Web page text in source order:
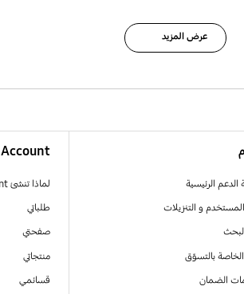
عرض المزيد
الرئيسية
و التنزيلات
الضمان
Account
لماذا تنشئ Samsung Account
طلباتي
صفحتي
منتجاتي
قسائمي